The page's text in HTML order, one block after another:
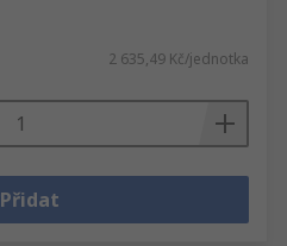
2 635,49 Kč/jednotka
Přidat